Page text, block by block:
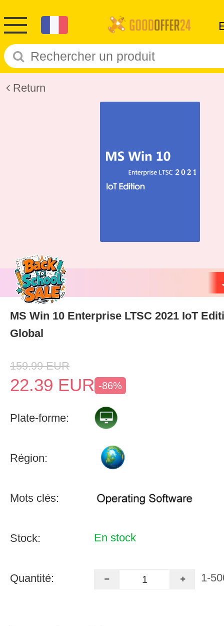
Return
MS Win 10 Enterprise LTSC 2021 IoT
Global
159.99 EUR
22.39 EUR -86%
Plate-forme:
Région:
Mots clés:
Stock: En stock
Quantité: 1-